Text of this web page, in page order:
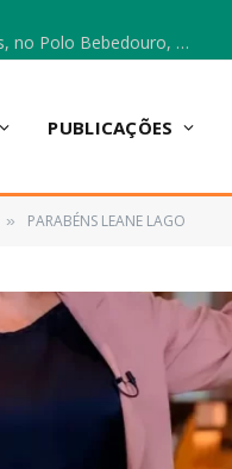
Escola Municipal Vicentina Vieira dos Santos, no Polo Bebedouro, recebeu materiais para a implantação do Cantinho da Leitura e da Sala Multidisciplinar.
PUBLICAÇÕES
» PARABÉNS LEANE LAGO